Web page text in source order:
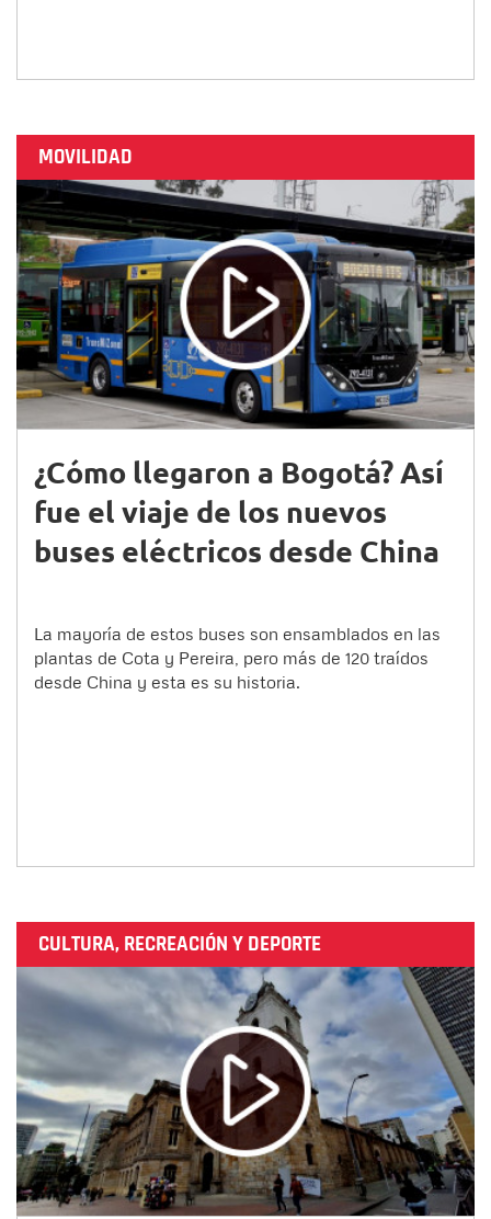
MOVILIDAD
¿Cómo llegaron a Bogotá? Así
fue el viaje de los nuevos
buses eléctricos desde China
La mayoría de estos buses son ensamblados en las
plantas de Cota y Pereira, pero más de 120 traídos
desde China y esta es su historia.
CULTURA, RECREACIÓN Y DEPORTE